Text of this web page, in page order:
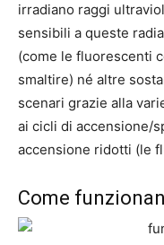
irradiano raggi
sensibili a queste
(come le fluorescenti
smaltire) né altre
scenari grazie alla
ai cicli di accensione/
accensione ridotti (le
Come